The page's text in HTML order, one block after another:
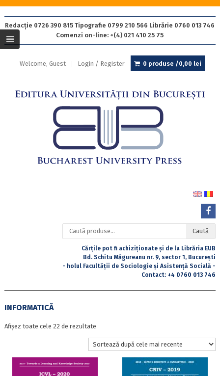
Redacție 0726 390 815 Tipografie 0799 210 566 Librărie 0760 013 746
Comenzi on-line: +(4) 021 410 25 75
Welcome, Guest Login / Register 0 produse /0,00 lei
Caută
după:
Caută
Cărțile pot fi achiziționate și de la Librăria EUB
Bd. Schitu Măgureanu nr. 9, sector 1, București
- holul Facultății de Sociologie și Asistență Socială -
Contact: +4 0760 013 746
INFORMATICĂ
Afișez toate cele 22 de rezultateSortat
cele